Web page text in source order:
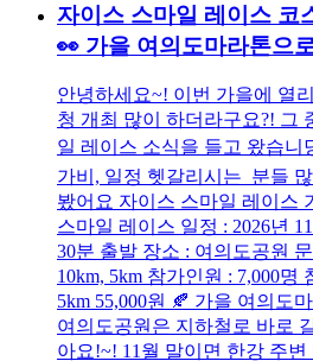
자이스 스마일 레이스 코
👀 가을 여의도마라톤으
안녕하세요~! 이번 가을에 열
청 개최 많이 하더라구요?! 그
일 레이스 소식을 들고 왔습니
가비, 일정 헷갈리시는 분들
봤어요 자이스 스마일 레이스
스마일 레이스 일정 : 2026년
30분 출발 장소 : 여의도공원
10km, 5km 참가인원 : 7,000명
5km 55,000원 🍂 가을 여의도
여의도공원은 지하철로 바로
아요!~! 11월 말이면 한강 주